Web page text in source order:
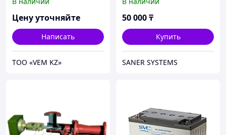
Цену уточняйте
Написать
ТОО «VEM KZ»
50 000₸
Купить
SANER SYSTEMS